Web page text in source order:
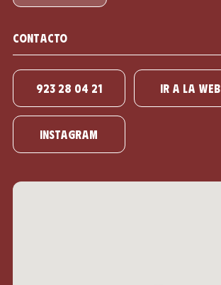
Contacto
923 28 04 21 IR A LA WEB
Instagram